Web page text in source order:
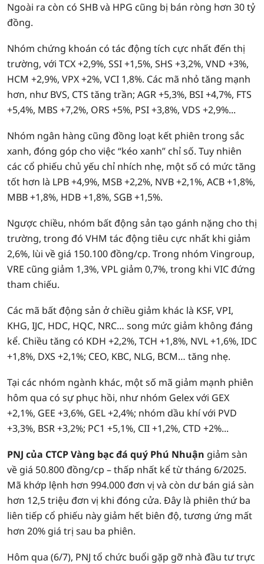
Ngoài ra còn có SHB và HPG cũng bị bán ròng hơn 30 tỷ
đồng.
Nhóm chứng khoán có tác động tích cực nhất đến thị
trường, với TCX +2,9%, SSI +1,5%, SHS +3,2%, VND +3%,
HCM +2,9%, VPX +2%, VCI 1,8%. Các mã nhỏ tăng mạnh
hơn, như BVS, CTS tăng trần; AGR +5,3%, BSI +4,7%, FTS
+5,4%, MBS +7,2%, ORS +5%, PSI +3,8%, VDS +2,9%...
Nhóm ngân hàng cũng đồng loạt kết phiên trong sắc
xanh, đóng góp cho việc “kéo xanh” chỉ số. Tuy nhiên
các cổ phiếu chủ yếu chỉ nhích nhẹ, một số có mức tăng
tốt hơn là LPB +4,9%, MSB +2,2%, NVB +2,1%, ACB +1,8%,
MBB +1,8%, HDB +1,8%, SGB +1,5%.
Ngược chiều, nhóm bất động sản tạo gánh nặng cho thị
trường, trong đó VHM tác động tiêu cực nhất khi giảm
2,6%, lùi về giá 150.100 đồng/cp. Trong nhóm Vingroup,
VRE cũng giảm 1,3%, VPL giảm 0,7%, trong khi VIC đứng
tham chiếu.
Các mã bất động sản ở chiều giảm khác là KSF, VPI,
KHG, IJC, HDC, HQC, NRC… song mức giảm không đáng
kể. Chiều tăng có KDH +2,2%, TCH +1,8%, NVL +1,6%, IDC
+1,8%, DXS +2,1%; CEO, KBC, NLG, BCM… tăng nhẹ.
Tại các nhóm ngành khác, một số mã giảm mạnh phiên
hôm qua có sự phục hồi, như nhóm Gelex với GEX
+2,1%, GEE +3,6%, GEL +2,4%; nhóm dầu khí với PVD
+3,3%, BSR +3,2%; PC1 +5,1%, CII +1,2%, CTD +2%...
PNJ của CTCP Vàng bạc đá quý Phú Nhuận giảm sàn
về giá 50.800 đồng/cp – thấp nhất kể từ tháng 6/2025.
Mã khớp lệnh hơn 994.000 đơn vị và còn dư bán giá sàn
hơn 12,5 triệu đơn vị khi đóng cửa. Đây là phiên thứ ba
liên tiếp cổ phiếu này giảm hết biên độ, tương ứng mất
hơn 20% giá trị sau ba phiên.
Hôm qua (6/7), PNJ tổ chức buổi gặp gỡ nhà đầu tư trực